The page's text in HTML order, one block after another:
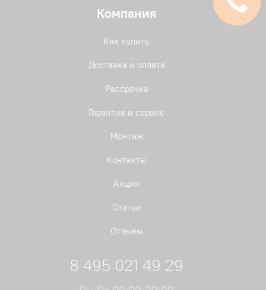
Компания
Как купить
Доставка и оплата
Рассрочка
Гарантия и сервис
Монтаж
Контакты
Акции
Статьи
Отзывы
8 495 021 49 29